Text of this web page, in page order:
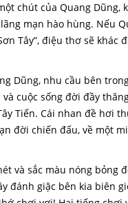
chút của Quang Dũng,
mạn hào hùng. Nếu
Tây”, điệu thơ sẽ khác
Dũng, nhu cầu bên
cuộc sống đời đầy
Tiến. Cái nhan đề hơi
đời chiến đấu, về một
và sắc màu nóng bỏng
đánh giặc bên kia biên